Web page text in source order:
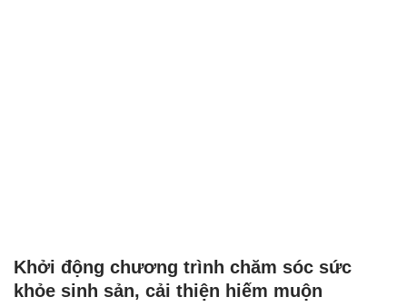
Khởi động chương trình chăm sóc sức
khỏe sinh sản, cải thiện hiếm muộn